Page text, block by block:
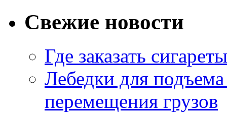
Свежие новости
Где заказать
Лебедки для
перемещения грузов